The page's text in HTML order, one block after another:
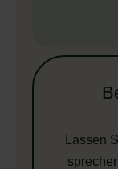
Lassen